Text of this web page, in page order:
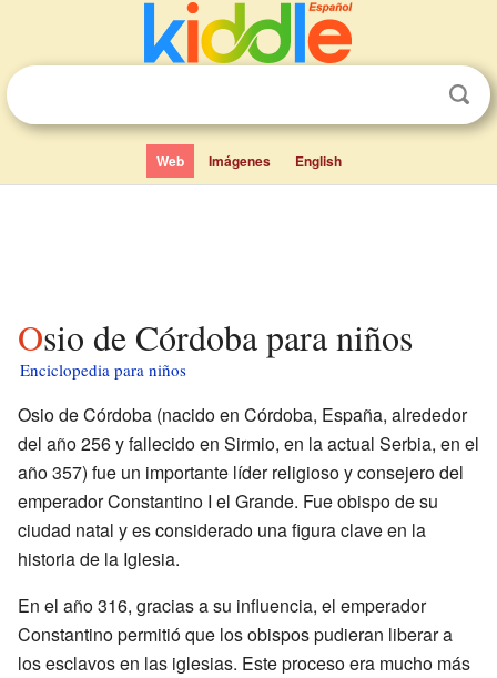
Web Imágenes English
Osio de Córdoba para niños
Enciclopedia para niños
Osio de Córdoba (nacido en Córdoba, España, alrededor
del año 256 y fallecido en Sirmio, en la actual Serbia, en el
año 357) fue un importante líder religioso y consejero del
emperador Constantino I el Grande. Fue obispo de su
ciudad natal y es considerado una figura clave en la
historia de la Iglesia.
En el año 316, gracias a su influencia, el emperador
Constantino permitió que los obispos pudieran liberar a
los esclavos en las iglesias. Este proceso era mucho más